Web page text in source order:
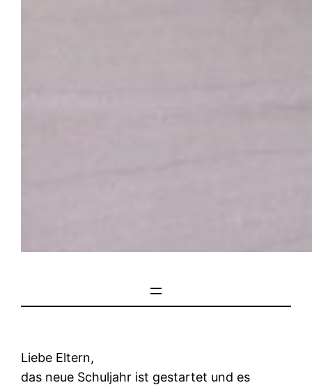
Liebe Eltern,
das neue Schuljahr ist gestartet und es